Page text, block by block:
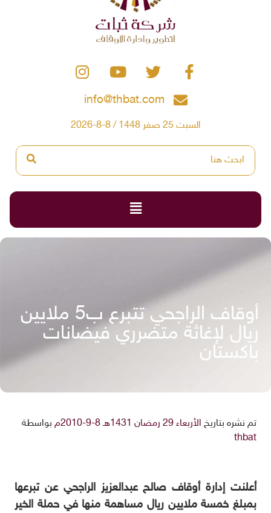
info@thbat.com
السبت 25 صفر 1448 / 8-8-2026
أوقاف الراجحي تتبرع ب5 ملايين
ريال لإغاثة متضرري فيضانات
باكستان
تم نشره بتاريخ الأربعاء 29 رمضان 1431هـ 8-9-2010م
بواسطة
thbat
أعلنت إدارة أوقاف صالح عبدالعزيز الراجحي عن تبرعها
بمبلغ خمسة ملايين ريال مساهمة منها في حملة الخير